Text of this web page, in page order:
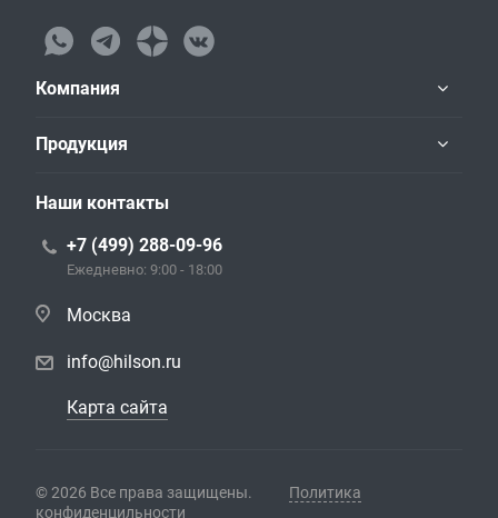
Компания
Продукция
Наши контакты
+7 (499) 288-09-96
Ежедневно: 9:00 - 18:00
Москва
info@hilson.ru
Карта сайта
© 2026 Все права защищены.
Политика
конфиденцильности